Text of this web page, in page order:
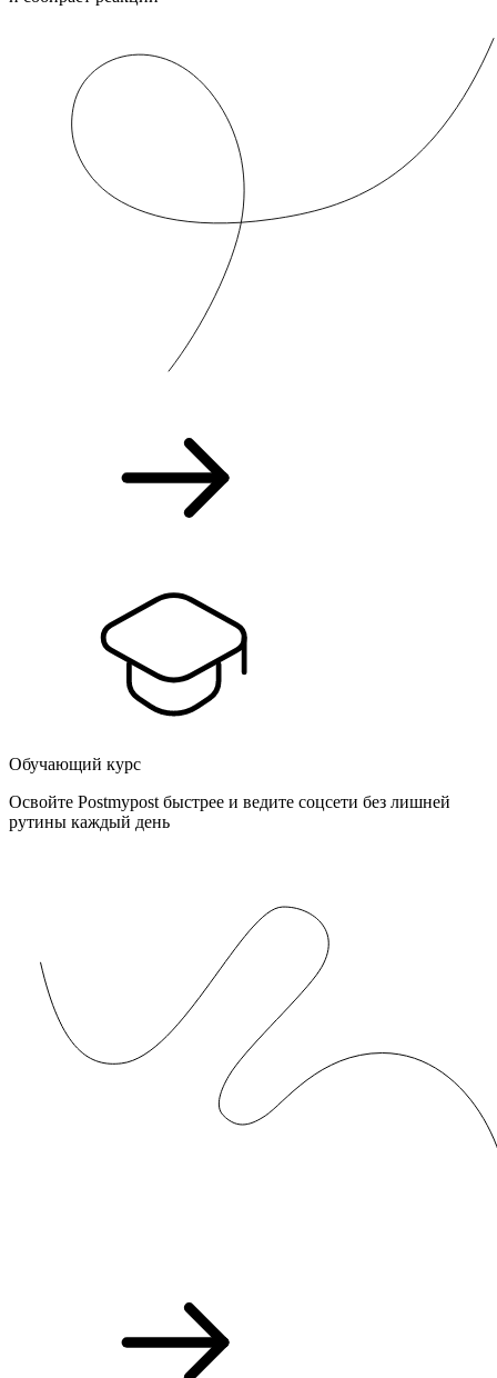
Обучающий курс
Освойте Postmypost быстрее и ведите соцсети без лишней
рутины каждый день